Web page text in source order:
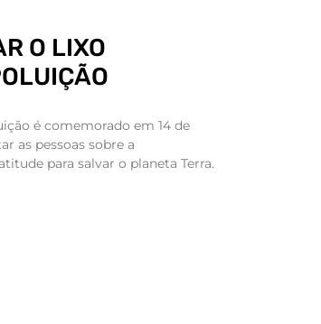
O LIXO
é comemorado em 14 de
as pessoas sobre a
para salvar o planeta Terra.